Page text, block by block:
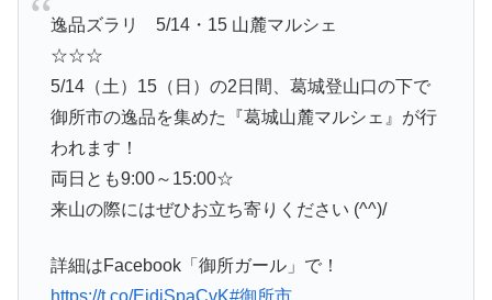
逸品ズラリ 5/14・15 山麓マルシェ
☆☆☆
5/14（土）15（日）の2日間、葛城登山口の下で
御所市の逸品を集めた『葛城山麓マルシェ』が行
われます！
両日とも9:00～15:00☆
来山の際にはぜひお立ち寄りください (^^)/
詳細はFacebook「御所ガール」で！
https://t.co/EidjSpaCvK#御所市